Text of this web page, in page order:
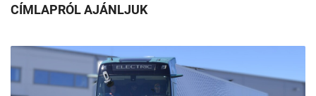
CÍMLAPRÓL AJÁNLJUK